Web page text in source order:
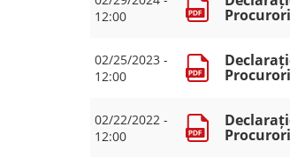
12:00
02/25/2023 -
12:00
02/22/2022 -
12:00